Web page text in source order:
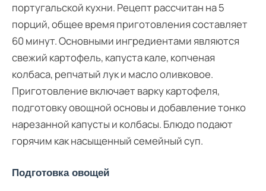
португальской кухни. Рецепт рассчитан на 5
порций, общее время приготовления составляет
60 минут. Основными ингредиентами являются
свежий картофель, капуста кале, копченая
колбаса, репчатый лук и масло оливковое.
Приготовление включает варку картофеля,
подготовку овощной основы и добавление тонко
нарезанной капусты и колбасы. Блюдо подают
горячим как насыщенный семейный суп.
Подготовка овощей